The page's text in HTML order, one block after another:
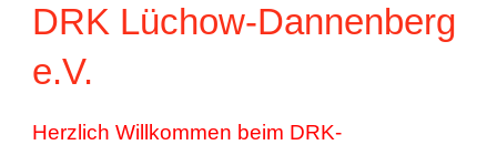
DRK Lüchow-Dannenberg
e.V.
Herzlich Willkommen beim DRK-